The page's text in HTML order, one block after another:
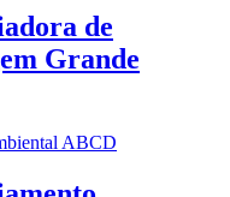
de
Grande